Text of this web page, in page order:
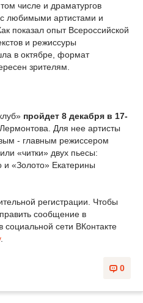
числе и драматургов
с любимыми артистами и
показал опыт Всероссийской
и режиссуры
в октябре, формат
зрителям.
пройдет 8 декабря в 17-
Для нее артисты
- главным режиссером
«читки» двух пьесы:
и «Золото» Екатерины
регистрации. Чтобы
сообщение в
сети ВКонтакте
.
0